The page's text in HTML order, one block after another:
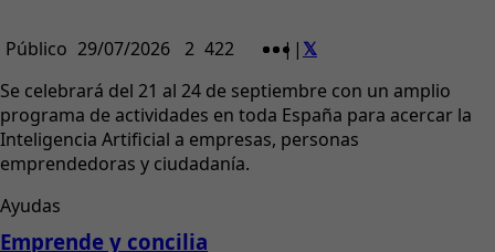
Público 29/07/2026 2 422 | |
Se celebrará del 21 al 24 de septiembre con un amplio
programa de actividades en toda España para acercar la
Inteligencia Artificial a empresas, personas
emprendedoras y ciudadanía.
Ayudas
Emprende y concilia